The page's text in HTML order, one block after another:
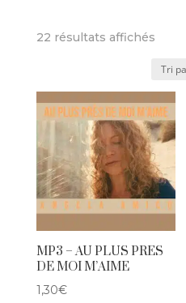
22 résultats affichés
MP3 – AU PLUS PRES
DE MOI M’AIME
1,30€